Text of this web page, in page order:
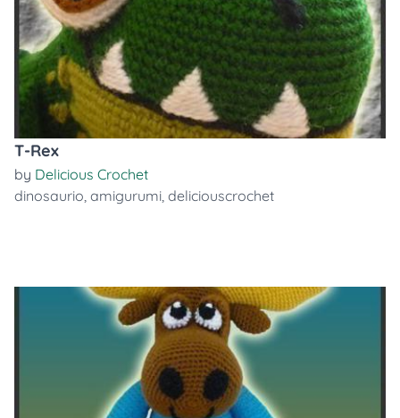
T-Rex
by Delicious Crochet
dinosaurio, amigurumi, deliciouscrochet